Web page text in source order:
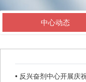
中心动态
• 反兴奋剂中心开展庆